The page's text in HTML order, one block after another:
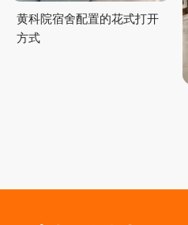
黄科院宿舍配置的花式打开
方式